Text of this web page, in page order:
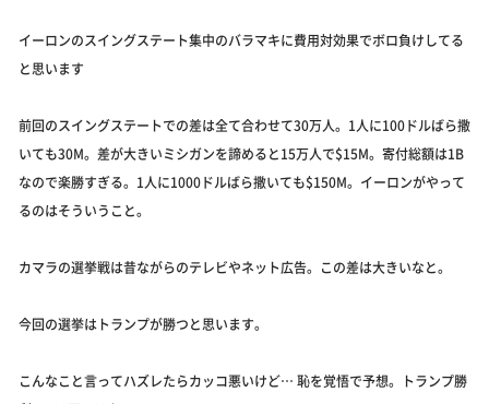
イーロンのスイングステート集中のバラマキに費用対効果でボロ負けしてる
と思います
前回のスイングステートでの差は全て合わせて30万人。1人に100ドルばら撒
いても30M。差が大きいミシガンを諦めると15万人で$15M。寄付総額は1B
なので楽勝すぎる。1人に1000ドルばら撒いても$150M。イーロンがやって
るのはそういうこと。
カマラの選挙戦は昔ながらのテレビやネット広告。この差は大きいなと。
今回の選挙はトランプが勝つと思います。
こんなこと言ってハズレたらカッコ悪いけど… 恥を覚悟で予想。トランプ勝